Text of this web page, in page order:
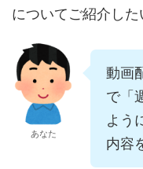
についてご紹介した
あなた
動画
で「
よう
内容